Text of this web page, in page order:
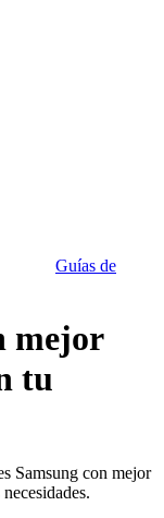
Guías de
mejor
tu
Samsung con mejor